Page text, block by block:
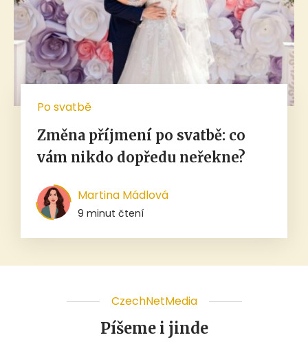
Po svatbě
Změna příjmení po svatbě: co
vám nikdo dopředu neřekne?
Martina Mádlová
9 minut čtení
CzechNetMedia
Píšeme i jinde